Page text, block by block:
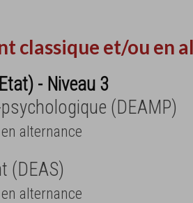
classique et/ou en
- Niveau 3
(DEAMP)
alternance
(DEAS)
alternance